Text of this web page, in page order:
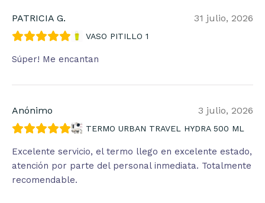
PATRICIA G. 31 julio, 2026
VASO PITILLO 1
Súper! Me encantan
Anónimo 3 julio, 2026
TERMO URBAN TRAVEL HYDRA 500 ML
Excelente servicio, el termo llego en excelente estado,
atención por parte del personal inmediata. Totalmente
recomendable.